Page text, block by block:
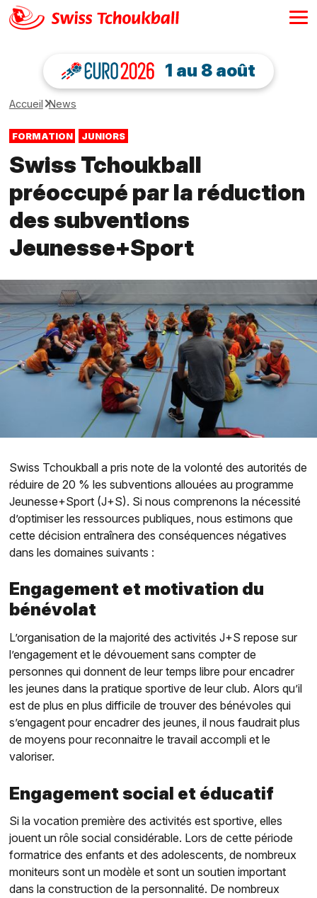
1 au 8 août
Accueil News
FORMATION JUNIORS
Swiss Tchoukball
préoccupé par la réduction
des subventions
Jeunesse+Sport
Swiss Tchoukball a pris note de la volonté des autorités de
réduire de 20 % les subventions allouées au programme
Jeunesse+Sport (J+S). Si nous comprenons la nécessité
d’optimiser les ressources publiques, nous estimons que
cette décision entraînera des conséquences négatives
dans les domaines suivants :
Engagement et motivation du
bénévolat
L’organisation de la majorité des activités J+S repose sur
l’engagement et le dévouement sans compter de
personnes qui donnent de leur temps libre pour encadrer
les jeunes dans la pratique sportive de leur club. Alors qu’il
est de plus en plus difficile de trouver des bénévoles qui
s’engagent pour encadrer des jeunes, il nous faudrait plus
de moyens pour reconnaitre le travail accompli et le
valoriser.
Engagement social et éducatif
Si la vocation première des activités est sportive, elles
jouent un rôle social considérable. Lors de cette période
formatrice des enfants et des adolescents, de nombreux
moniteurs sont un modèle et sont un soutien important
dans la construction de la personnalité. De nombreux